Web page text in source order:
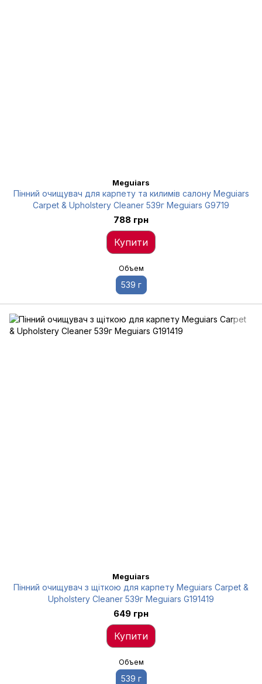
Meguiars
Пінний очищувач для карпету та килимів салону Meguiars
Carpet & Upholstery Cleaner 539г Meguiars G9719
788 грн
Купити
Объем
539 г
Meguiars
Пінний очищувач з щіткою для карпету Meguiars Carpet &
Upholstery Cleaner 539г Meguiars G191419
649 грн
Купити
Объем
539 г